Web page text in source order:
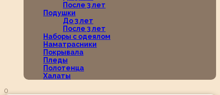
После 3 лет
Подушки
До 3 лет
После 3 лет
Наборы с одеялом
Наматрасники
Покрывала
Пледы
Полотенца
Халаты
0